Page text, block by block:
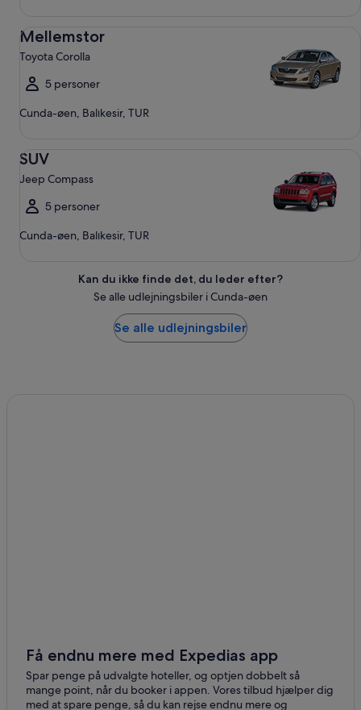
Mellemstor
Toyota Corolla
5 personer
Cunda-øen, Balıkesir, TUR
SUV
Jeep Compass
5 personer
Cunda-øen, Balıkesir, TUR
Kan du ikke finde det, du leder efter?
Se alle udlejningsbiler i Cunda-øen
Se alle udlejningsbiler
Få endnu mere med Expedias app
Spar penge på udvalgte hoteller, og optjen dobbelt så
mange point, når du booker i appen. Vores tilbud hjælper dig
med at spare penge, så du kan rejse endnu mere og